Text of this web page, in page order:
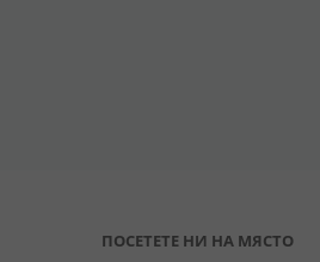
ПОСЕТЕТЕ НИ НА МЯСТО